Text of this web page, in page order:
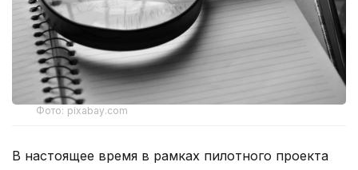
Фото: pixabay.com
В настоящее время в рамках пилотного проекта